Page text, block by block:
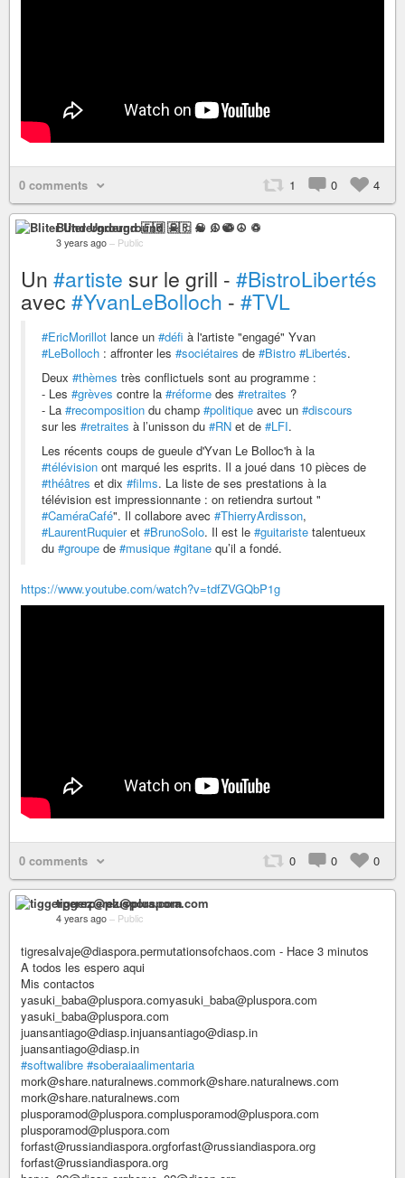
0 comments 1 0 4
Bliter Underground 🇫🇷 ☠ ♫ ☯ ☮ ♽
3 years ago – Public
Un #artiste sur le grill - #BistroLibertés
avec #YvanLeBolloch - #TVL
#EricMorillot lance un #défi à l'artiste "engagé" Yvan
#LeBolloch : affronter les #sociétaires de #Bistro #Libertés.
Deux #thèmes très conflictuels sont au programme :
- Les #grèves contre la #réforme des #retraites ?
- La #recomposition du champ #politique avec un #discours
sur les #retraites à l’unisson du #RN et de #LFI.
Les récents coups de gueule d'Yvan Le Bolloc'h à la
#télévision ont marqué les esprits. Il a joué dans 10 pièces de
#théâtres et dix #films. La liste de ses prestations à la
télévision est impressionnante : on retiendra surtout "
#CaméraCafé". Il collabore avec #ThierryArdisson,
#LaurentRuquieret #BrunoSolo. Il est le #guitariste talentueux
du #groupe de #musique #gitane qu’il a fondé.
https://www.youtube.com/watch?v=tdfZVGQbP1g
0 comments 0 0 0
tiggerperez@pluspora.com
4 years ago – Public
tigresalvaje@diaspora.permutationsofchaos.com - Hace 3 minutos
A todos les espero aqui
Mis contactos
yasuki_baba@pluspora.comyasuki_baba@pluspora.com
yasuki_baba@pluspora.com
juansantiago@diasp.injuansantiago@diasp.in
juansantiago@diasp.in
#softwalibre #soberaiaalimentaria
mork@share.naturalnews.commork@share.naturalnews.com
mork@share.naturalnews.com
plusporamod@pluspora.complusporamod@pluspora.com
plusporamod@pluspora.com
forfast@russiandiaspora.orgforfast@russiandiaspora.org
forfast@russiandiaspora.org